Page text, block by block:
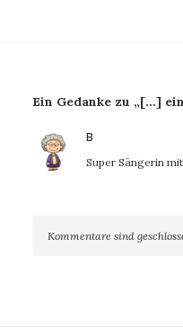
Ein Gedanke zu „[…]
B
Super Sängerin
Kommentare sind